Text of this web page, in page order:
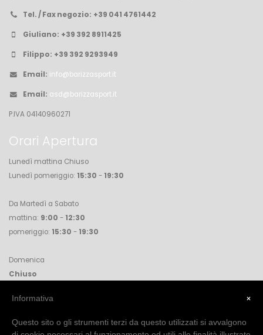
Tel. / Fax negozio: +39 041 4761442
Giuliano: +39 392 8911425
Filippo: +39 392 9293949
Email: info@barizzasport.it
Email: asd@barizzasport.it
P.IVA 04140960271
Orari Apertura
Lunedì mattina Chiuso
Lunedì pomeriggio: 15:30 - 19:30
Da Martedì a Sabato
mattina: 9:00 - 12:30
pomeriggio: 15:30 - 19:30
Domenica
Chiuso
×
Informativa
Questo sito o gli strumenti terzi da questo utilizzati si avvalgono